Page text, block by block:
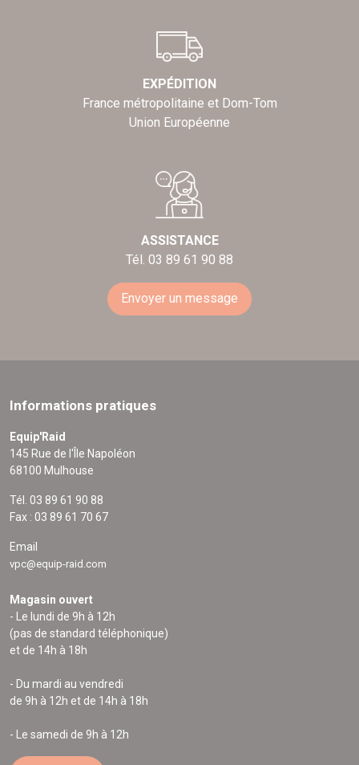
EXPÉDITION
France métropolitaine et Dom-Tom
Union Européenne
ASSISTANCE
Tél. 03 89 61 90 88
Envoyer un message
Informations pratiques
Equip'Raid
145 Rue de l'Île Napoléon
68100 Mulhouse
Tél. 03 89 61 90 88
Fax : 03 89 61 70 67
Email
vpc@equip-raid.com
Magasin ouvert
- Le lundi de 9h à 12h
(pas de standard téléphonique)
et de 14h à 18h
- Du mardi au vendredi
de 9h à 12h et de 14h à 18h
- Le samedi de 9h à 12h